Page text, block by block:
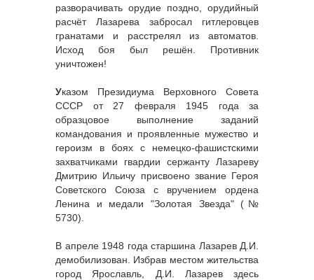
разворачивать орудие поздно, орудийный
расчёт Лазарева забросал гитлеровцев
гранатами и расстрелял из автоматов.
Исход боя был решён. Противник
уничтожен!
Указом Президиума Верховного Совета
СССР от 27 февраля 1945 года за
образцовое выполнение заданий
командования и проявленные мужество и
героизм в боях с немецко-фашистскими
захватчиками гвардии сержанту Лазареву
Дмитрию Ильичу присвоено звание Героя
Советского Союза с вручением ордена
Ленина и медали "Золотая Звезда" (№
5730).
В апреле 1948 года старшина Лазарев Д.И.
демобилизован. Избрав местом жительства
город Ярославль, Д.И. Лазарев здесь